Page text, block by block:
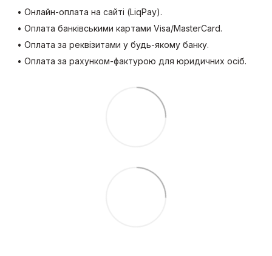
• Онлайн-оплата на сайті (LiqPay).
• Оплата банківськими картами Visa/MasterCard.
• Оплата за реквізитами у будь-якому банку.
• Оплата за рахунком-фактурою для юридичних осіб.